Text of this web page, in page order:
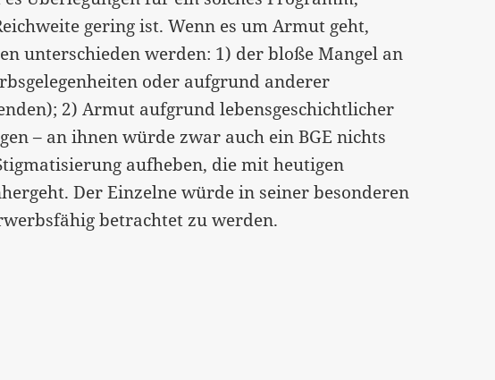
gering ist. Wenn es um Armut geht,
unterschieden werden: 1) der bloße Mangel an
oder aufgrund anderer
2) Armut aufgrund lebensgeschichtlicher
– an ihnen würde zwar auch ein BGE nichts
aufheben, die mit heutigen
Der Einzelne würde in seiner besonderen
betrachtet zu werden.